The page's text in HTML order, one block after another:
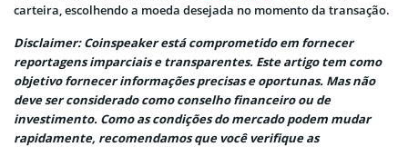
carteira, escolhendo a moeda desejada no momento da transação.
Disclaimer: Coinspeaker está comprometido em fornecer
reportagens imparciais e transparentes. Este artigo tem como
objetivo fornecer informações precisas e oportunas. Mas não
deve ser considerado como conselho financeiro ou de
investimento. Como as condições do mercado podem mudar
rapidamente, recomendamos que você verifique as